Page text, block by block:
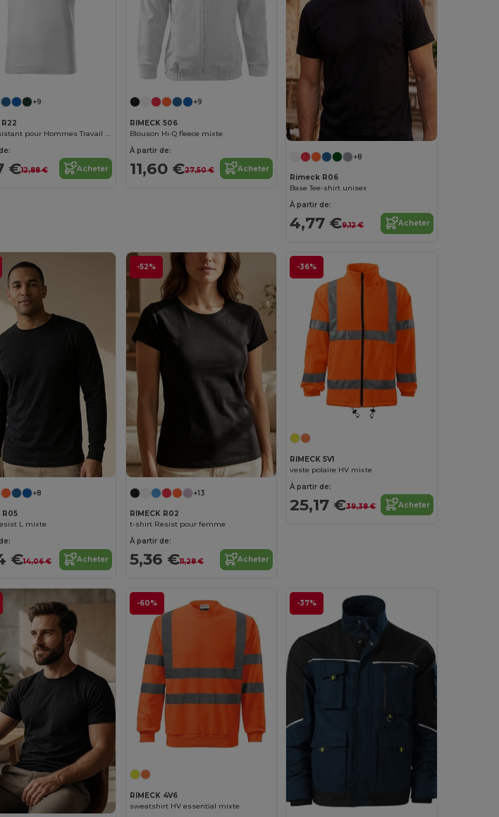
+9
Polo Résistant pour Hommes Travail Quotidien
€12,88 € Acheter
+9
RIMECK 506
Blouson Hi-Q fleece mixte
À partir de:
11,60 €27,50 € Acheter
+8
Rimeck R06
Base Tee-shirt unisex
À partir de:
4,77 €9,12 € Acheter
+8
R05
L mixte
€14,06 € Acheter
-52%
+13
RIMECK R02
t-shirt Resist pour femme
À partir de:
5,36 €11,28 € Acheter
-36%
RIMECK 5V1
veste polaire HV mixte
À partir de:
25,17 €39,38 € Acheter
-60%
RIMECK 4V6
sweatshirt HV essential mixte
-37%